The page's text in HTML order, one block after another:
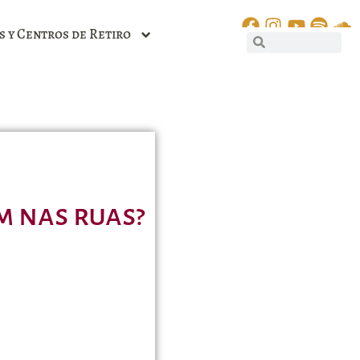
y Centros de Retiro
nas ruas?